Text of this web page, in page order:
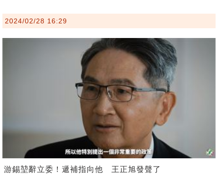
2024/02/28 16:29
游錫堃辭立委！遞補指向他 王正旭發聲了